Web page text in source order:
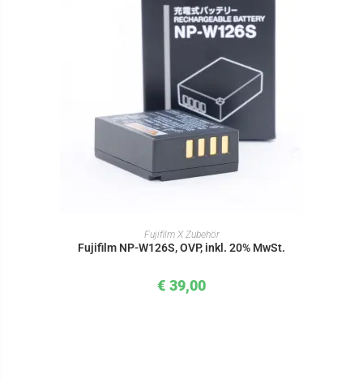
IN DEN WARENKORB
Fujifilm X Zubehör
Fujifilm NP-W126S, OVP, inkl. 20% MwSt.
€ 39,00